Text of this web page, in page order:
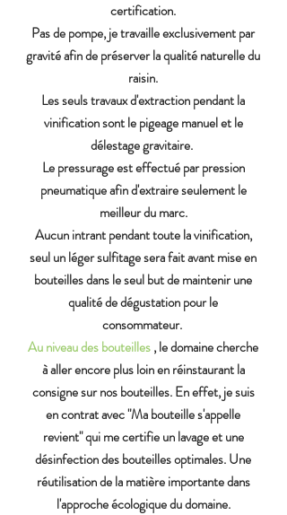
certification.
Pas de pompe, je travaille exclusivement par
gravité afin de préserver la qualité naturelle du
raisin.
Les seuls travaux d'extraction pendant la
vinification sont le pigeage manuel et le
délestage gravitaire.
Le pressurage est effectué par pression
pneumatique afin d'extraire seulement le
meilleur du marc.
Aucun intrant pendant toute la vinification,
seul un léger sulfitage sera fait avant mise en
bouteilles dans le seul but de maintenir une
qualité de dégustation pour le
consommateur.
Au niveau des bouteilles, le domaine cherche
à aller encore plus loin en réinstaurant la
consigne sur nos bouteilles. En effet, je suis
en contrat avec "Ma bouteille s'appelle
revient" qui me certifie un lavage et une
désinfection des bouteilles optimales. Une
réutilisation de la matière importante dans
l'approche écologique du domaine.